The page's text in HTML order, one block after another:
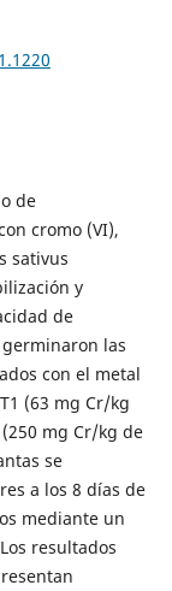
de
cromo (VI),
sativus
y
de
las
con el metal
(63 mg Cr/kg
mg Cr/kg de
se
a los 8 días de
mediante un
resultados